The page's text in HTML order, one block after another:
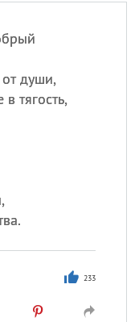
души,
тягость,
233